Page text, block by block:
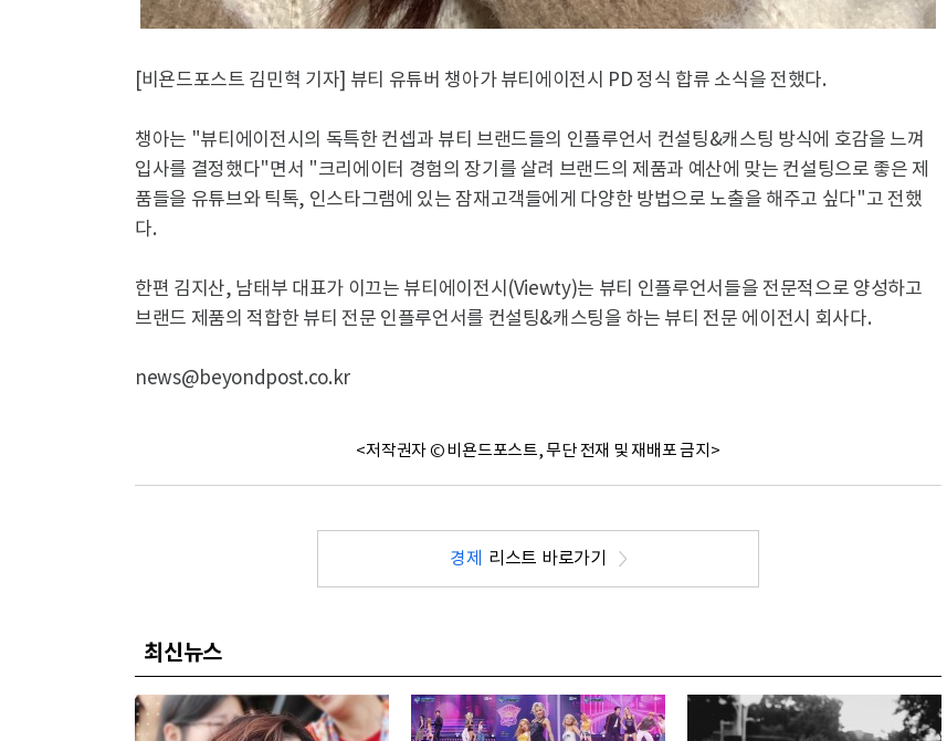
[비욘드포스트 김민혁 기자] 뷰티 유튜버 챙아가 뷰티에이전시 PD 정식 합류 소식을 전했다.
챙아는 "뷰티에이전시의 독특한 컨셉과 뷰티 브랜드들의 인플루언서 컨설팅&캐스팅 방식에 호감을 느껴
입사를 결정했다"면서 "크리에이터 경험의 장기를 살려 브랜드의 제품과 예산에 맞는 컨설팅으로 좋은 제
품들을 유튜브와 틱톡, 인스타그램에 있는 잠재고객들에게 다양한 방법으로 노출을 해주고 싶다"고 전했
다.
한편 김지산, 남태부 대표가 이끄는 뷰티에이전시(Viewty)는 뷰티 인플루언서들을 전문적으로 양성하고
브랜드 제품의 적합한 뷰티 전문 인플루언서를 컨설팅&캐스팅을 하는 뷰티 전문 에이전시 회사다.
news@beyondpost.co.kr
<저작권자 © 비욘드포스트, 무단 전재 및 재배포 금지>
경제 리스트 바로가기
최신뉴스